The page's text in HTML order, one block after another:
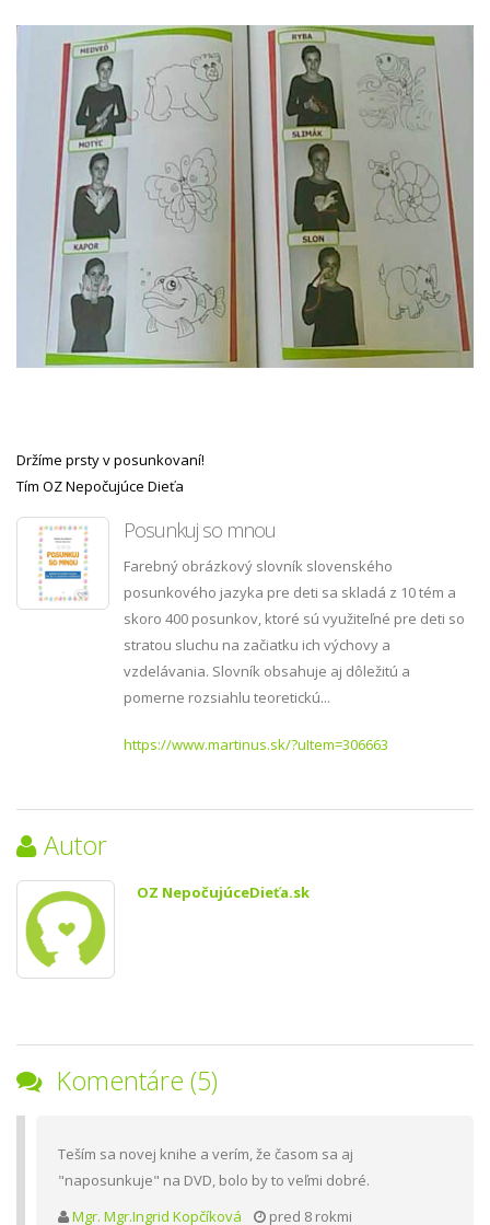
Držíme prsty v posunkovaní!
Tím OZ Nepočujúce Dieťa
Posunkuj so mnou
Farebný obrázkový slovník slovenského
posunkového jazyka pre deti sa skladá z 10 tém a
skoro 400 posunkov, ktoré sú využiteľné pre deti so
stratou sluchu na začiatku ich výchovy a
vzdelávania. Slovník obsahuje aj dôležitú a
pomerne rozsiahlu teoretickú...
https://www.martinus.sk/?uItem=306663
Autor
OZ NepočujúceDieťa.sk
Komentáre (5)
Teším sa novej knihe a verím, že časom sa aj
"naposunkuje" na DVD, bolo by to veľmi dobré.
Mgr. Mgr.Ingrid Kopčíková
pred 8 rokmi